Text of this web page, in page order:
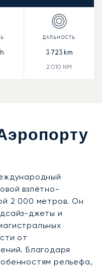
3 723km
2 010 NM
взлётно-
2 000 метров. Он
джеты и
от
Благодаря
рельефа,